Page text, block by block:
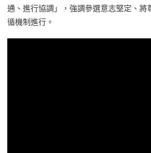
通、進行協調」，強調參選意志堅定、將
循機制進行。